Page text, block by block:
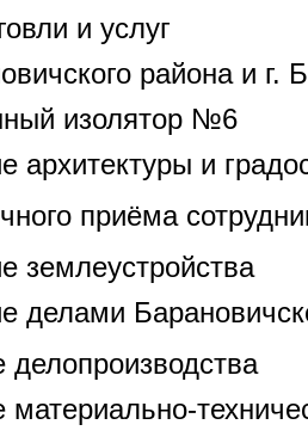
и услуг
района и г.
изолятор №6
архитектуры и
приёма
землеустройства
делами
делопроизводства